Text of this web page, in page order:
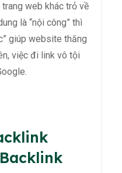
web khác trỏ về
là “nội công” thì
giúp website thăng
việc đi link vô tội